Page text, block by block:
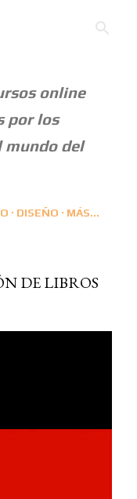
online
por los
mundo del
DISEÑO MÁS…
DE LIBROS